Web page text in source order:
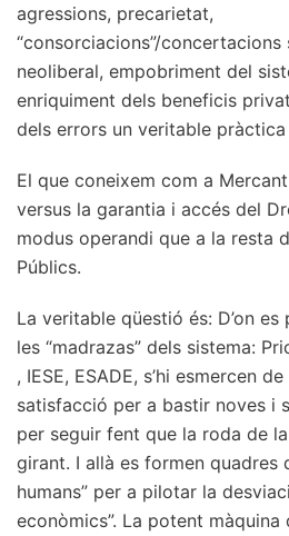
agressions, precarietat,
“consorciacions”/
neoliberal, empobriment del
enriquiment dels beneficis
dels errors un veritable
El que coneixem com a
versus la garantia i accés del
modus operandi que a la resta
Públics.
La veritable qüestió és: D’on
les “madrazas” dels sistema:
, IESE, ESADE, s’hi esmercen
satisfacció per a bastir noves i
per seguir fent que la roda de
girant. I allà es formen quadres
humans” per a pilotar la
econòmics”. La potent màquina